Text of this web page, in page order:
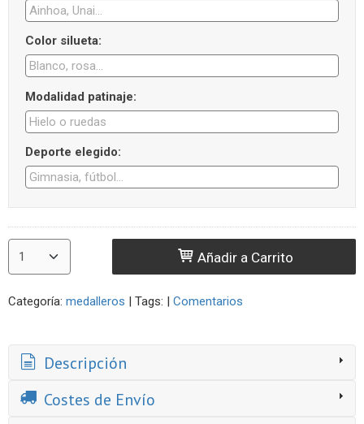
Color silueta:
Modalidad patinaje:
Deporte elegido:
Añadir a Carrito
Categoría: medalleros | Tags: | Comentarios
Descripción
Costes de Envío